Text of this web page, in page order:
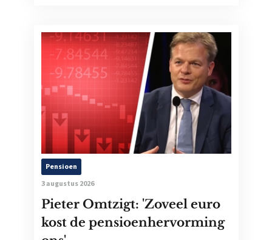
Pensioen
3 augustus 2026
Pieter Omtzigt: 'Zoveel euro
kost de pensioenhervorming